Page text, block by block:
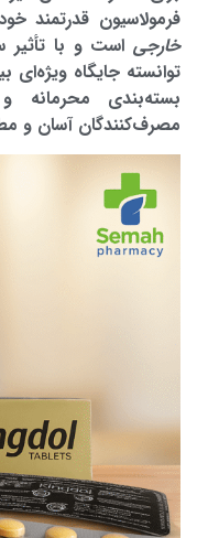
فرمولاسیون قدرتمند
خارجی است و با تأثیر
توانسته جایگاه
بسته‌بندی محرمانه
مصرف‌کنندگان آسان و